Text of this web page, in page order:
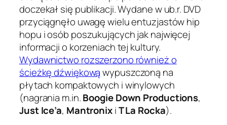
doczekał się publikacji. Wydane w ub.r. DVD
przyciągnęło uwagę wielu entuzjastów hip
hopu i osób poszukujących jak najwięcej
informacji o korzeniach tej kultury.
Wydawnictwo rozszerzono również o
ścieżkę dźwiękowąwypuszczoną na
płytach kompaktowych i winylowych
(nagrania m.in.Boogie Down Productions,
Just Ice’a, MantronixiT La Rocka).